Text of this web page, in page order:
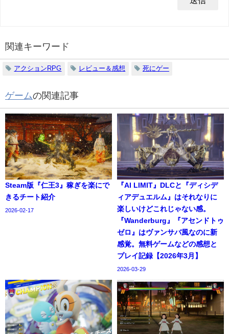
関連キーワード
アクションRPG レビュー＆感想 死にゲー
ゲームの関連記事
Steam版『仁王3』稼ぎを楽にで
きるチート紹介
2026-02-17
『AI LIMIT』DLCと『ディシデ
ィアデュエルム』はそれなりに
楽しいけどこれじゃない感。
『Wanderburg』『アセンドトゥ
ゼロ』はヴァンサバ風なのに新
感覚。無料ゲームなどの感想と
プレイ記録【2026年3月】
2026-03-29